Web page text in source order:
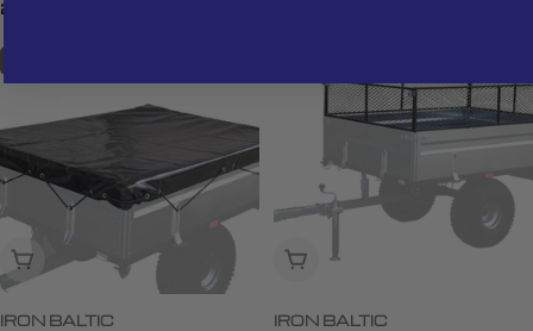
priekaba
Įprasta
2 420€
Išparduota
IRON BALTIC
Išparduota
IRON BALTIC